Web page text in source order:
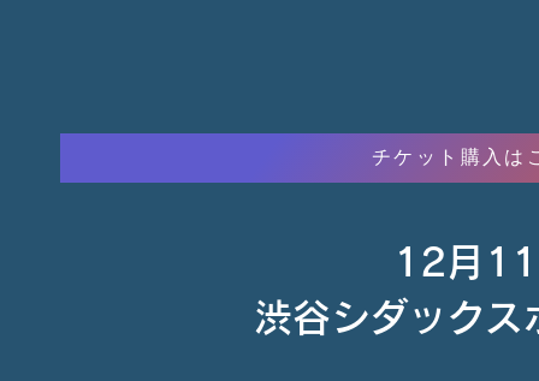
チケット購入は
12月
渋谷シダック